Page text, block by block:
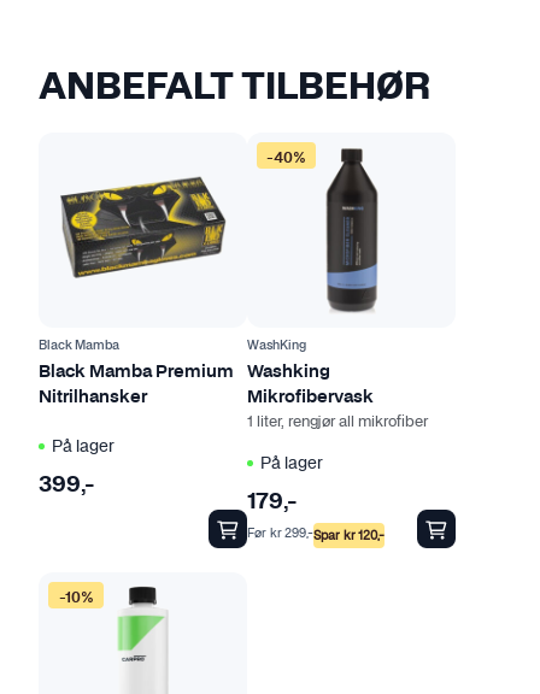
ANBEFALT TILBEHØR
Black Mamba
Black Mamba Premium
Nitrilhansker
På lager
399,-
o
d
u
e
-40%
WashKing
Washking
Mikrofibervask
1 liter, rengjør all mikrofiber
På lager
179,-
Spar kr120,-
Før kr299,-
-10%